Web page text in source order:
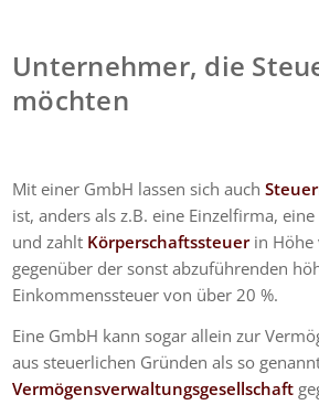
Unternehmer, die
möchten
Mit einer GmbH lassen sich auch
ist, anders als z.B. eine Einzelfirma,
und zahlt Körperschaftssteuerin Höhe
gegenüber der sonst abzuführenden
Einkommenssteuer von über 20 %.
Eine GmbH kann sogar allein zur
aus steuerlichen Gründen als so
Vermögensverwaltungsgesellschaft